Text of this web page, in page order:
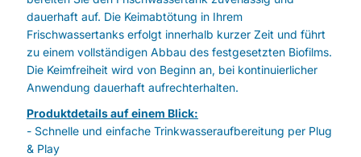
dauerhaft auf. Die Keimabtötung in Ihrem
Frischwassertanks erfolgt innerhalb kurzer Zeit und führt
zu einem vollständigen Abbau des festgesetzten Biofilms.
Die Keimfreiheit wird von Beginn an, bei kontinuierlicher
Anwendung dauerhaft aufrechterhalten.
Produktdetails auf einem Blick:
- Schnelle und einfache Trinkwasseraufbereitung per Plug
& Play